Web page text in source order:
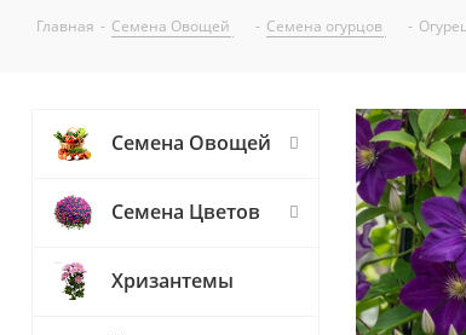
Главная - Семена Овощей - Семена огурцов -
Семена Овощей
Семена Цветов
Хризантемы